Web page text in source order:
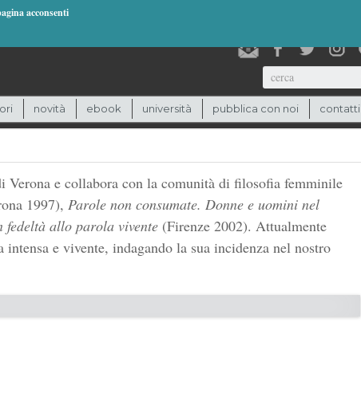
acconsenti
Cerca
novità ebook università pubblica con noi contatti
e collabora con la comunità di filosofia femminile
1997), Parole non consumate. Donne e uomini nel
allo parola vivente(Firenze 2002). Attualmente
e vivente, indagando la sua incidenza nel nostro